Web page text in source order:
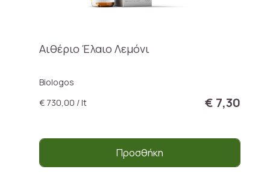
Αιθέριο Έλαιο Λεμόνι
Biologos
€ 730,00 / lt
€ 7,30
Προσθήκη